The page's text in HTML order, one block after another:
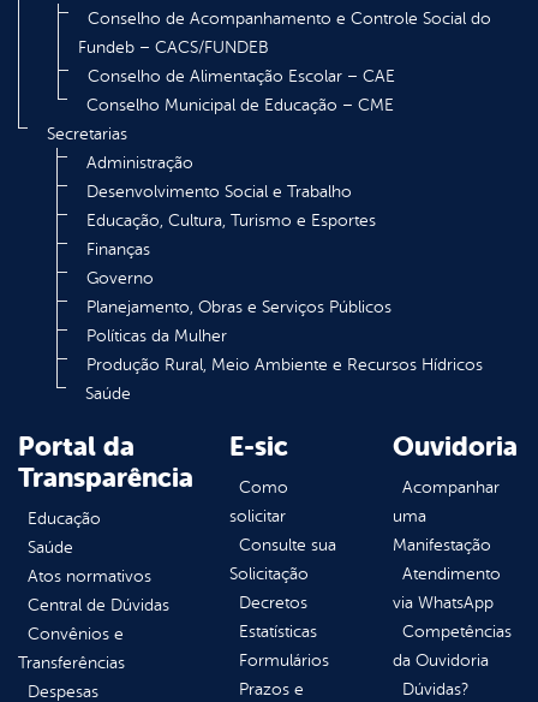
Conselho de Acompanhamento e Controle Social do
Fundeb – CACS/FUNDEB
Conselho de Alimentação Escolar – CAE
Conselho Municipal de Educação – CME
Secretarias
Administração
Desenvolvimento Social e Trabalho
Educação, Cultura, Turismo e Esportes
Finanças
Governo
Planejamento, Obras e Serviços Públicos
Políticas da Mulher
Produção Rural, Meio Ambiente e Recursos Hídricos
Saúde
Portal da
Transparência
Educação
Saúde
Atos normativos
Central de Dúvidas
Convênios e
Transferências
Despesas
E-sic
Como
solicitar
Consulte sua
Solicitação
Decretos
Estatísticas
Formulários
Prazos e
Ouvidoria
Acompanhar
uma
Manifestação
Atendimento
via WhatsApp
Competências
da Ouvidoria
Dúvidas?